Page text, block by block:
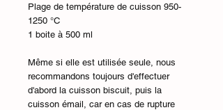
Plage de température de cuisson 950-
1250 °C
1 boite à 500 ml
Même si elle est utilisée seule, nous
recommandons toujours d'effectuer
d'abord la cuisson biscuit, puis la
cuisson émail, car en cas de rupture